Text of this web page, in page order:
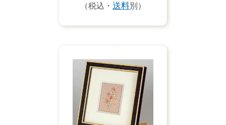
（税込・ 送料別）